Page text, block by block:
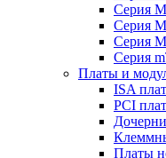
Серия
Серия
Серия
Серия
Платы и
ISA
PCI
Платы